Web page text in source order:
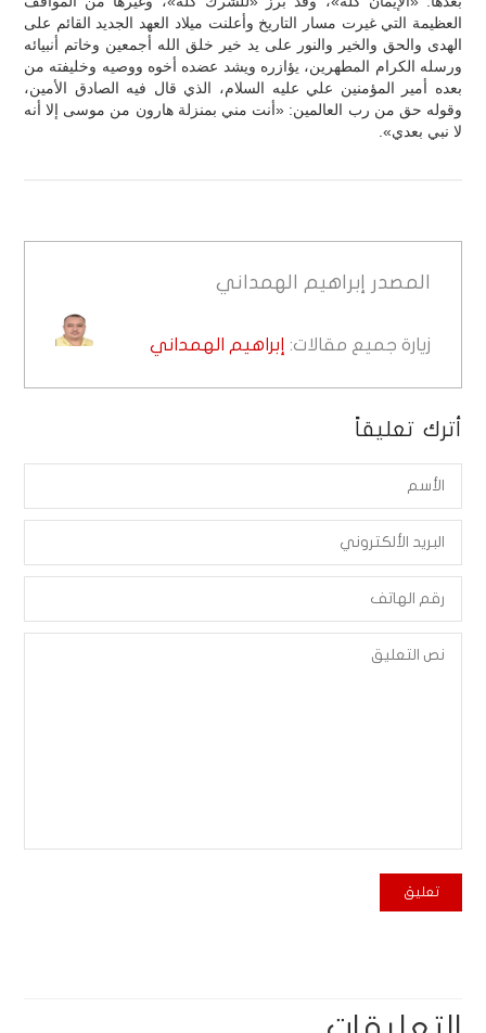
العظيمة التي غيرت مسار التاريخ وأعلنت ميلاد العهد الجديد القائم على
الهدى والحق والخير والنور على يد خير خلق الله أجمعين وخاتم أنبيائه
ورسله الكرام المطهرين، يؤازره ويشد عضده أخوه ووصيه وخليفته من
بعده أمير المؤمنين علي عليه السلام، الذي قال فيه الصادق الأمين،
وقوله حق من رب العالمين: «أنت مني بمنزلة هارون من موسى إلا أنه
لا نبي بعدي».
المصدر إبراهيم الهمداني
زيارة جميع مقالات: إبراهيم الهمداني
أترك تعليقاً